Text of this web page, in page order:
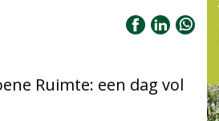
Ruimte: een dag vol